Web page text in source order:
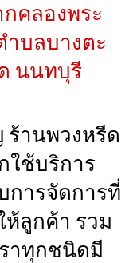
คลองพระ
บลบางตะ
นนทบุรี
ร้านพวงหรีด
ใช้บริการ
การจัดการที่
ลูกค้า รวม
าทุกชนิดมี